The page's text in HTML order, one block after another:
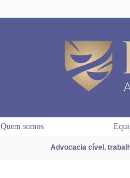
Quem somos
Advocacia cível,